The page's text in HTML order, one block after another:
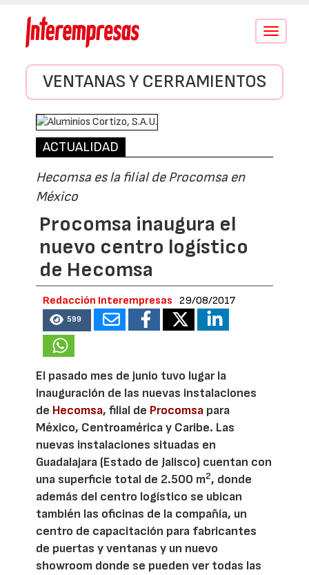
Conmutar
VENTANAS Y CERRAMIENTOS
ACTUALIDAD
Hecomsa es la filial de Procomsa en
México
Procomsa inaugura el
nuevo centro logístico
de Hecomsa
Redacción Interempresas 29/08/2017
599
El pasado mes de junio tuvo lugar la
inauguración de las nuevas instalaciones
de Hecomsa, filial de Procomsa para
México, Centroamérica y Caribe. Las
nuevas instalaciones situadas en
Guadalajara (Estado de Jalisco) cuentan con
una superficie total de 2.500 m2, donde
además del centro logístico se ubican
también las oficinas de la compañía, un
centro de capacitación para fabricantes
de puertas y ventanas y un nuevo
showroom donde se pueden ver todas las